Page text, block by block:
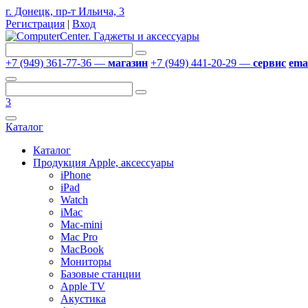
г. Донецк, пр-т Ильича, 3
Регистрация | Вход
+7 (949) 361-77-36 — магазин +7 (949) 441-20-29 — сервис
3
Каталог
Каталог
Продукция Apple, аксессуары
iPhone
iPad
Watch
iMac
Mac-mini
Mac Pro
MacBook
Мониторы
Базовые станции
Apple TV
Акустика